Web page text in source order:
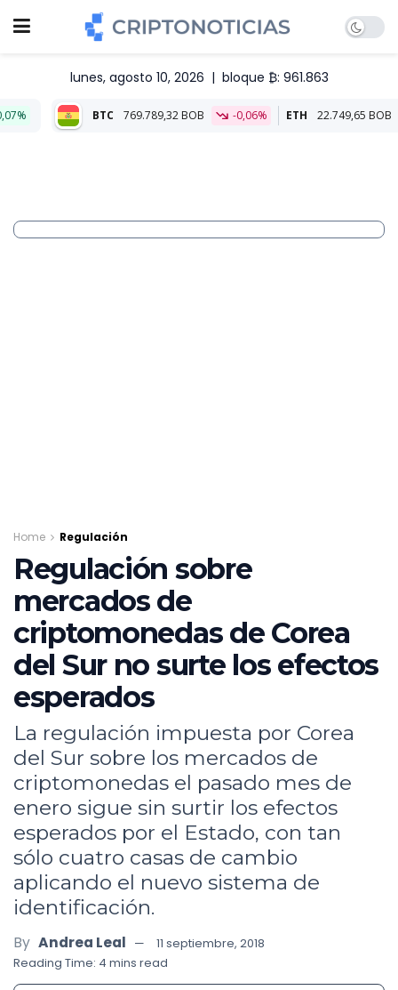
lunes, agosto 10, 2026 | bloque ₿: 961.863
BTC 769.789,32 BOB -0,06% ETH 22.749,65 BOB -0,18%
Home Regulación
Regulación sobre
mercados de
criptomonedas de Corea
del Sur no surte los efectos
esperados
La regulación impuesta por Corea
del Sur sobre los mercados de
criptomonedas el pasado mes de
enero sigue sin surtir los efectos
esperados por el Estado, con tan
sólo cuatro casas de cambio
aplicando el nuevo sistema de
identificación.
By Andrea Leal
11 septiembre, 2018
Reading Time: 4 mins read